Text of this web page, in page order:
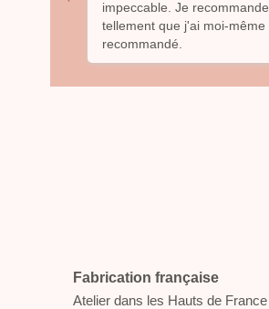
impeccable. Je recommande
tellement que j'ai moi-même
recommandé.
Fabrication française
Atelier dans les Hauts de France